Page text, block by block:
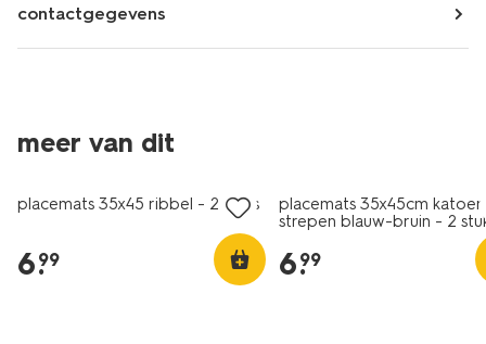
contactgegevens
meer van dit
placemats 35x45 ribbel - 2 stuks
6.
99
placemats 35x45cm katoen
strepen blauw-bruin - 2
6.
99